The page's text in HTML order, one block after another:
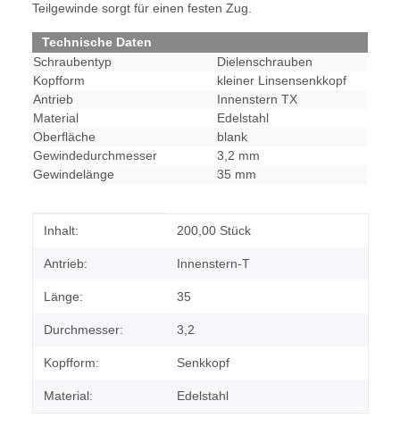
Teilgewinde sorgt für einen festen Zug.
Technische Daten
Schraubentyp
Dielenschrauben
Kopfform
kleiner Linsensenkkopf
Antrieb
Innenstern TX
Material
Edelstahl
Oberfläche
blank
Gewindedurchmesser
3,2 mm
Gewindelänge
35 mm
Produkteigenschaft
Wert
Inhalt: 200,00 Stück
Antrieb: Innenstern-T
Länge: 35
Durchmesser: 3,2
Kopfform: Senkkopf
Material: Edelstahl